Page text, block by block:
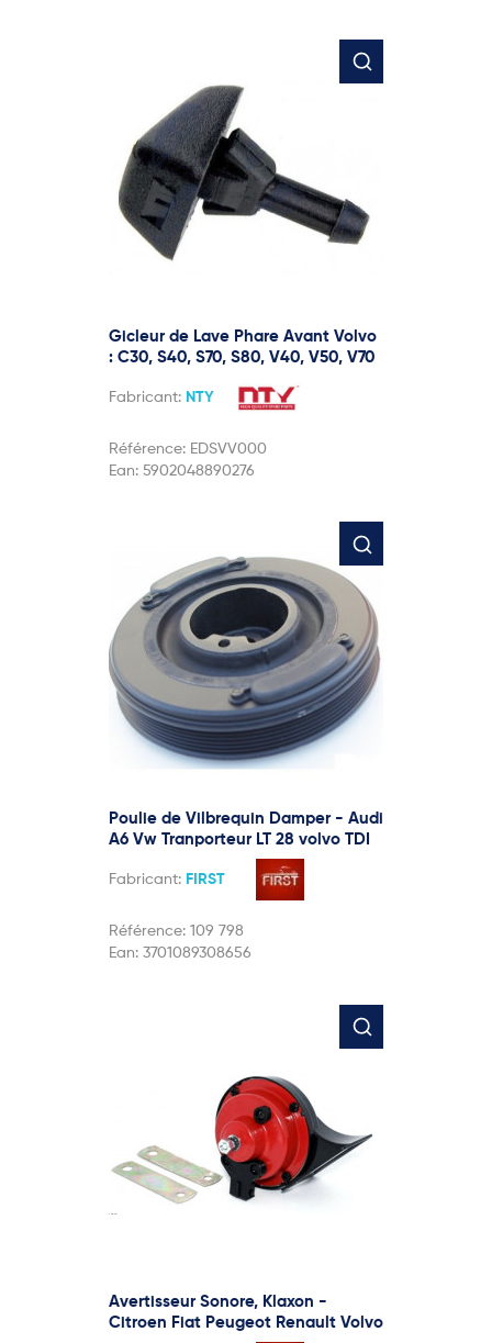
Gicleur de Lave Phare Avant Volvo
: C30, S40, S70, S80, V40, V50, V70
Fabricant: NTY
Référence: EDSVV000
Ean: 5902048890276
Poulie de Vilbrequin Damper - Audi
A6 Vw Tranporteur LT 28 volvo TDI
Fabricant: FIRST
Référence: 109 798
Ean: 3701089308656
Avertisseur Sonore, Klaxon -
Citroen Fiat Peugeot Renault Volvo